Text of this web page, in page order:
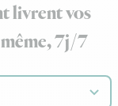
livrent vos
7j/7